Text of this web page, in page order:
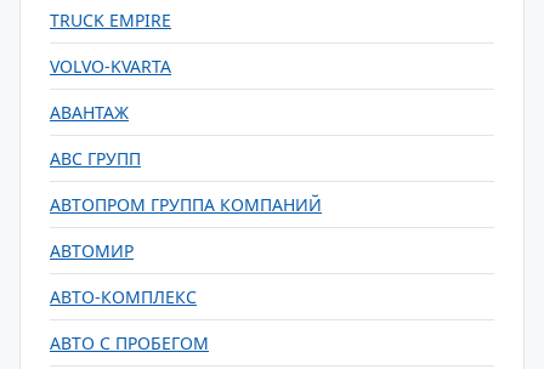
TRUCK EMPIRE
VOLVO-KVARTA
АВАНТАЖ
АВС ГРУПП
АВТОПРОМ ГРУППА КОМПАНИЙ
АВТОМИР
АВТО-КОМПЛЕКС
АВТО С ПРОБЕГОМ